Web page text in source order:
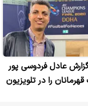
عادل فردوسی پور
را در تلویزیون